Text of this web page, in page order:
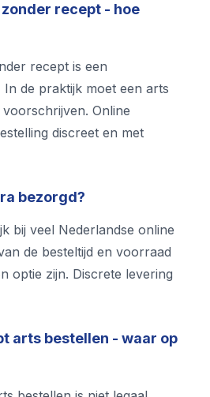
recept - hoe
recept is een
de praktijk moet een arts
Online
discreet en met
bezorgd?
bij veel Nederlandse online
de besteltijd en voorraad
optie zijn. Discrete levering
arts bestellen - waar op